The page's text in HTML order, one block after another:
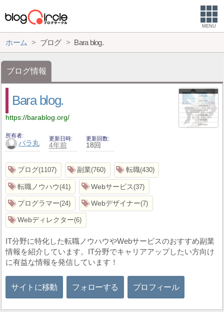
MENU
ホーム ブログ Bara blog.
ブログ情報
Bara blog.
https://barablog.org/
所有者
バラ丸
更新日時
4年前
更新回数
18回
ブログ 1107 副業 760 転職 430
転職ノウハウ 41 Webサービス 37
プログラマー 24 Webデザイナー 7
Webディレクター 6
IT分野に特化した転職ノウハウやWebサービスのおすすめ副業
情報を紹介しています。IT分野でキャリアアップしたい方向け
に有益な情報を発信しています！
サイトに移動 フォローする プロフィール